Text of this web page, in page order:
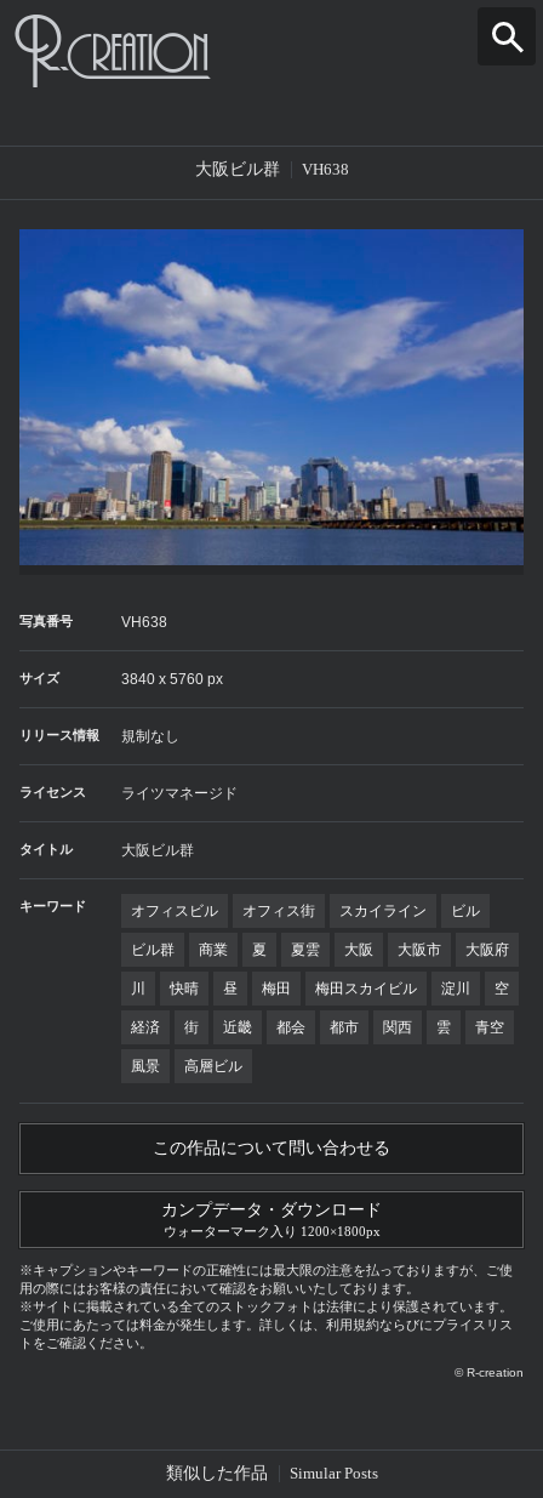
大阪ビル群 VH638
写真番号 VH638
サイズ 3840 x 5760 px
リリース情報 規制なし
ライセンス ライツマネージド
タイトル 大阪ビル群
キーワード オフィスビル オフィス街 スカイライン ビル
ビル群 商業 夏 夏雲 大阪 大阪市 大阪府
川 快晴 昼 梅田 梅田スカイビル 淀川 空
経済 街 近畿 都会 都市 関西 雲 青空
風景 高層ビル
この作品について問い合わせる
カンプデータ・ダウンロード
ウォーターマーク入り 1200×1800px
※キャプションやキーワードの正確性には最大限の注意を払っておりますが、ご使
用の際にはお客様の責任において確認をお願いいたしております。
※サイトに掲載されている全てのストックフォトは法律により保護されています。
ご使用にあたっては料金が発生します。詳しくは、利用規約ならびにプライスリス
トをご確認ください。
© R-creation
類似した作品 Simular Posts